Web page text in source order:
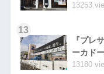
13253
13
『プレ
ーカド
13180